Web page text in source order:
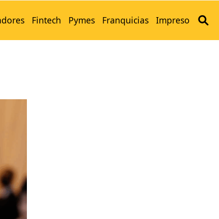
Fintech Pymes Franquicias Impreso